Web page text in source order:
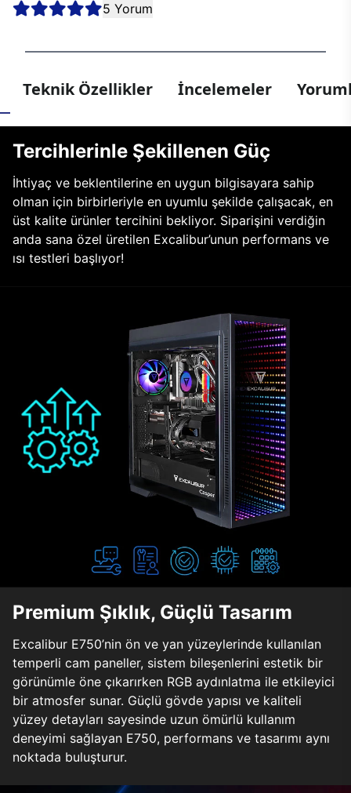
5 Yorum
Teknik Özellikler İncelemeler
Tercihlerinle Şekillenen Güç
İhtiyaç ve beklentilerine en uygun bilgisayara sahip
olman için birbirleriyle en uyumlu şekilde çalışacak, en
üst kalite ürünler tercihini bekliyor. Siparişini verdiğin
anda sana özel üretilen Excalibur’unun performans ve
ısı testleri başlıyor!
Premium Şıklık, Güçlü Tasarım
Excalibur E750’nin ön ve yan yüzeylerinde kullanılan
temperli cam paneller, sistem bileşenlerini estetik bir
görünümle öne çıkarırken RGB aydınlatma ile etkileyici
bir atmosfer sunar. Güçlü gövde yapısı ve kaliteli
yüzey detayları sayesinde uzun ömürlü kullanım
deneyimi sağlayan E750, performans ve tasarımı aynı
noktada buluşturur.